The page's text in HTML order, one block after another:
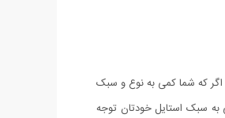
که شما کمی به نوع و سبک
به سبک استایل خودتان توجه